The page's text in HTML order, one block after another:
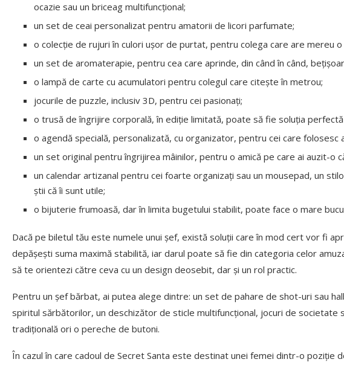
ocazie sau un briceag multifuncțional;
un set de ceai personalizat pentru amatorii de licori parfumate;
o colecție de rujuri în culori ușor de purtat, pentru colega care are mereu
un set de aromaterapie, pentru cea care aprinde, din când în când,
o lampă de carte cu acumulatori pentru colegul care citește în metrou;
jocurile de puzzle, inclusiv 3D, pentru cei pasionați;
o trusă de îngrijire corporală, în ediție limitată, poate să fie soluția
o agendă specială, personalizată, cu organizator, pentru cei care folosesc
un set original pentru îngrijirea mâinilor, pentru o amică pe care ai auzit-o
un calendar artizanal pentru cei foarte organizați sau un mousepad, un
știi că îi sunt utile;
o bijuterie frumoasă, dar în limita bugetului stabilit, poate face o mare
Dacă pe biletul tău este numele unui șef, există soluții care în mod cert vor fi
depășești suma maximă stabilită, iar darul poate să fie din categoria celor
să te orientezi către ceva cu un design deosebit, dar și un rol practic.
Pentru un șef bărbat, ai putea alege dintre: un set de pahare de shot-uri sau
spiritul sărbătorilor, un deschizător de sticle multifuncțional, jocuri de societate
tradițională ori o pereche de butoni.
În cazul în care cadoul de Secret Santa este destinat unei femei dintr-o poziție